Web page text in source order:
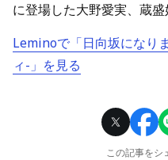
に登場した大野愛実、蔵
Leminoで「日向坂になり
ィ-」を見る
この記事をシ